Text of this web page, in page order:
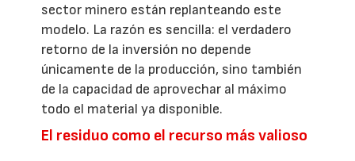
sector minero están replanteando este
modelo. La razón es sencilla: el verdadero
retorno de la inversión no depende
únicamente de la producción, sino también
de la capacidad de aprovechar al máximo
todo el material ya disponible.
El residuo como el recurso más valioso